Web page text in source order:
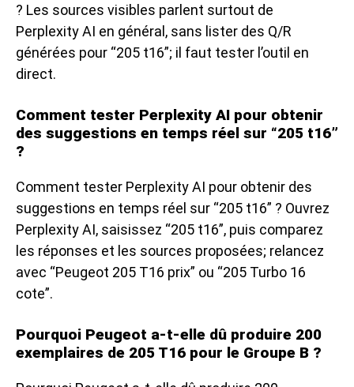
? Les sources visibles parlent surtout de
Perplexity AI en général, sans lister des Q/R
générées pour “205 t16”; il faut tester l’outil en
direct.
Comment tester Perplexity AI pour obtenir
des suggestions en temps réel sur “205 t16”
?
Comment tester Perplexity AI pour obtenir des
suggestions en temps réel sur “205 t16” ? Ouvrez
Perplexity AI, saisissez “205 t16”, puis comparez
les réponses et les sources proposées; relancez
avec “Peugeot 205 T16 prix” ou “205 Turbo 16
cote”.
Pourquoi Peugeot a-t-elle dû produire 200
exemplaires de 205 T16 pour le Groupe B ?